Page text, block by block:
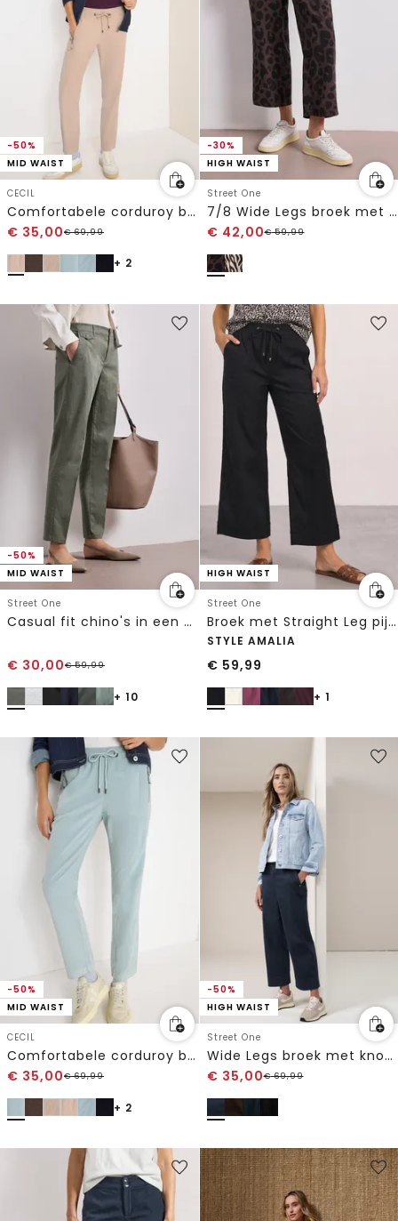
-50%
MID WAIST
CECIL
Comfortabele corduroy broek
€ 35,00€69,99
+ 2
-30%
HIGH WAIST
Street One
7/8 Wide Legs broek met riemdetail
€ 42,00€59,99
-50%
MID WAIST
Street One
Casual fit chino's in een zachte stof
€ 30,00€59,99
+ 10
HIGH WAIST
Street One
Broek met Straight Leg pijpen in casual pasvorm en omgeslagen boorden
STYLE AMALIA
€ 59,99
+ 1
-50%
MID WAIST
CECIL
Comfortabele corduroy broek
€ 35,00€69,99
+ 2
-50%
HIGH WAIST
Street One
Wide Legs broek met knoopdetail
€ 35,00€69,99